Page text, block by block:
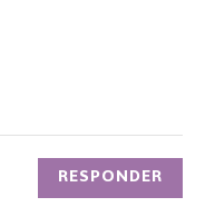
RESPONDER